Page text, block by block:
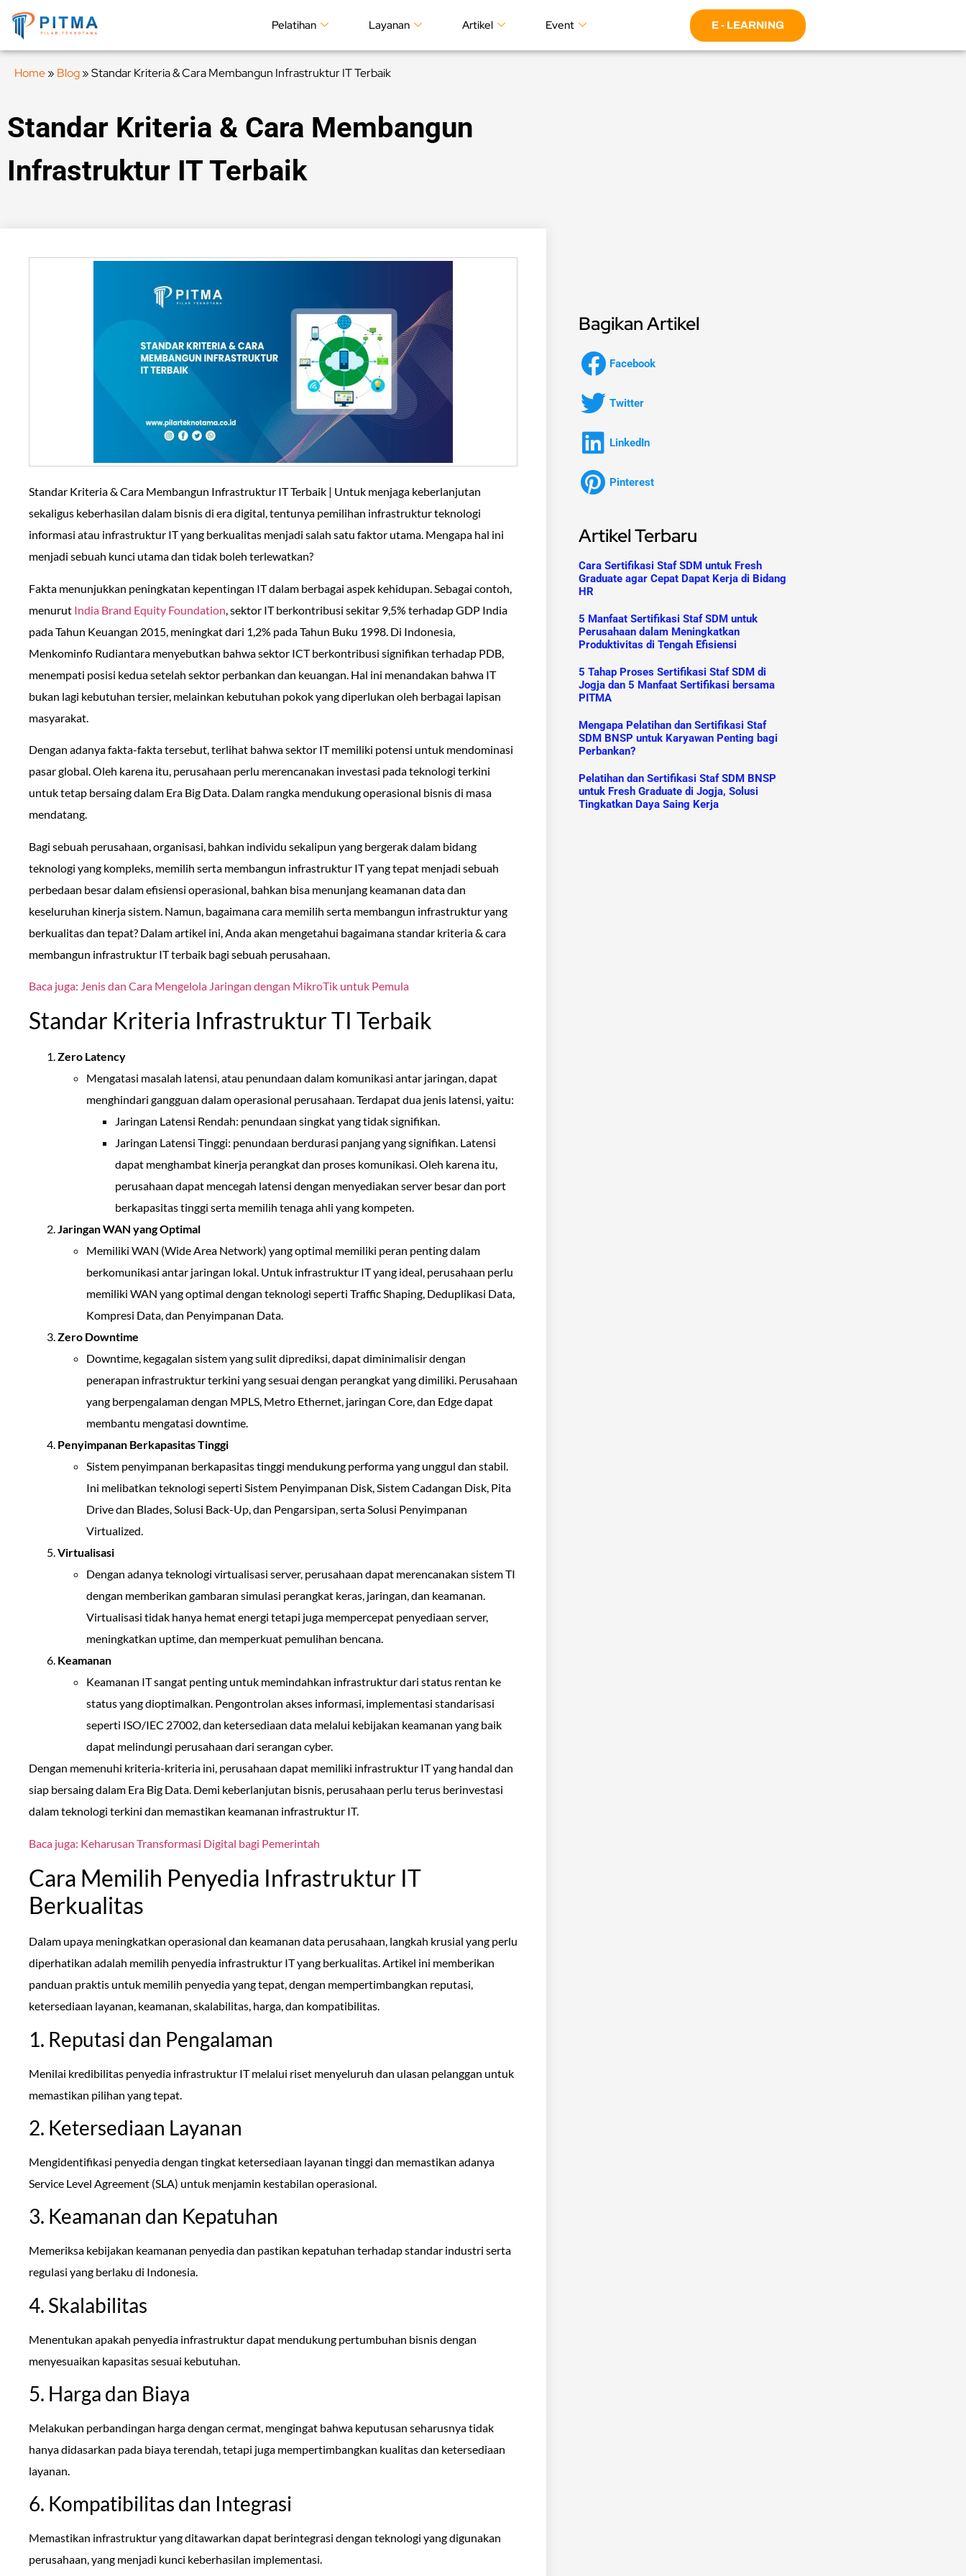
Pelatihan Layanan Artikel Event E - LEARNING
Home» Blog»Standar Kriteria & Cara Membangun Infrastruktur IT Terbaik
Standar Kriteria & Cara Membangun
Infrastruktur IT Terbaik
Standar Kriteria & Cara Membangun Infrastruktur IT Terbaik | Untuk menjaga keberlanjutan
sekaligus keberhasilan dalam bisnis di era digital, tentunya pemilihan infrastruktur teknologi
informasi atau infrastruktur IT yang berkualitas menjadi salah satu faktor utama. Mengapa hal ini
menjadi sebuah kunci utama dan tidak boleh terlewatkan?
Fakta menunjukkan peningkatan kepentingan IT dalam berbagai aspek kehidupan. Sebagai contoh,
menurut India Brand Equity Foundation , sektor IT berkontribusi sekitar 9,5% terhadap GDP India
pada Tahun Keuangan 2015, meningkat dari 1,2% pada Tahun Buku 1998. Di Indonesia,
Menkominfo Rudiantara menyebutkan bahwa sektor ICT berkontribusi signifikan terhadap PDB,
menempati posisi kedua setelah sektor perbankan dan keuangan. Hal ini menandakan bahwa IT
bukan lagi kebutuhan tersier, melainkan kebutuhan pokok yang diperlukan oleh berbagai lapisan
masyarakat.
Dengan adanya fakta-fakta tersebut, terlihat bahwa sektor IT memiliki potensi untuk mendominasi
pasar global. Oleh karena itu, perusahaan perlu merencanakan investasi pada teknologi terkini
untuk tetap bersaing dalam Era Big Data. Dalam rangka mendukung operasional bisnis di masa
mendatang.
Bagi sebuah perusahaan, organisasi, bahkan individu sekalipun yang bergerak dalam bidang
teknologi yang kompleks, memilih serta membangun infrastruktur IT yang tepat menjadi sebuah
perbedaan besar dalam efisiensi operasional, bahkan bisa menunjang keamanan data dan
keseluruhan kinerja sistem. Namun, bagaimana cara memilih serta membangun infrastruktur yang
berkualitas dan tepat? Dalam artikel ini, Anda akan mengetahui bagaimana standar kriteria & cara
membangun infrastruktur IT terbaik bagi sebuah perusahaan.
Baca juga: Jenis dan Cara Mengelola Jaringan dengan MikroTik untuk Pemula
Standar Kriteria Infrastruktur TI Terbaik
Zero Latency
Mengatasi masalah latensi, atau penundaan dalam komunikasi antar jaringan, dapat
menghindari gangguan dalam operasional perusahaan. Terdapat dua jenis latensi, yaitu:
Jaringan Latensi Rendah: penundaan singkat yang tidak signifikan.
Jaringan Latensi Tinggi: penundaan berdurasi panjang yang signifikan. Latensi
dapat menghambat kinerja perangkat dan proses komunikasi. Oleh karena itu,
perusahaan dapat mencegah latensi dengan menyediakan server besar dan port
berkapasitas tinggi serta memilih tenaga ahli yang kompeten.
Jaringan WAN yang Optimal
Memiliki WAN (Wide Area Network) yang optimal memiliki peran penting dalam
berkomunikasi antar jaringan lokal. Untuk infrastruktur IT yang ideal, perusahaan perlu
memiliki WAN yang optimal dengan teknologi seperti Traffic Shaping, Deduplikasi Data,
Kompresi Data, dan Penyimpanan Data.
Zero Downtime
Downtime, kegagalan sistem yang sulit diprediksi, dapat diminimalisir dengan
penerapan infrastruktur terkini yang sesuai dengan perangkat yang dimiliki. Perusahaan
yang berpengalaman dengan MPLS, Metro Ethernet, jaringan Core, dan Edge dapat
membantu mengatasi downtime.
Penyimpanan Berkapasitas Tinggi
Sistem penyimpanan berkapasitas tinggi mendukung performa yang unggul dan stabil.
Ini melibatkan teknologi seperti Sistem Penyimpanan Disk, Sistem Cadangan Disk, Pita
Drive dan Blades, Solusi Back-Up, dan Pengarsipan, serta Solusi Penyimpanan
Virtualized.
Virtualisasi
Dengan adanya teknologi virtualisasi server, perusahaan dapat merencanakan sistem TI
dengan memberikan gambaran simulasi perangkat keras, jaringan, dan keamanan.
Virtualisasi tidak hanya hemat energi tetapi juga mempercepat penyediaan server,
meningkatkan uptime, dan memperkuat pemulihan bencana.
Keamanan
Keamanan IT sangat penting untuk memindahkan infrastruktur dari status rentan ke
status yang dioptimalkan. Pengontrolan akses informasi, implementasi standarisasi
seperti ISO/IEC 27002, dan ketersediaan data melalui kebijakan keamanan yang baik
dapat melindungi perusahaan dari serangan cyber.
Dengan memenuhi kriteria-kriteria ini, perusahaan dapat memiliki infrastruktur IT yang handal dan
siap bersaing dalam Era Big Data. Demi keberlanjutan bisnis, perusahaan perlu terus berinvestasi
dalam teknologi terkini dan memastikan keamanan infrastruktur IT.
Baca juga: Keharusan Transformasi Digital bagi Pemerintah
Cara Memilih Penyedia Infrastruktur IT
Berkualitas
Dalam upaya meningkatkan operasional dan keamanan data perusahaan, langkah krusial yang perlu
diperhatikan adalah memilih penyedia infrastruktur IT yang berkualitas. Artikel ini memberikan
panduan praktis untuk memilih penyedia yang tepat, dengan mempertimbangkan reputasi,
ketersediaan layanan, keamanan, skalabilitas, harga, dan kompatibilitas.
1. Reputasi dan Pengalaman
Menilai kredibilitas penyedia infrastruktur IT melalui riset menyeluruh dan ulasan pelanggan untuk
memastikan pilihan yang tepat.
2. Ketersediaan Layanan
Mengidentifikasi penyedia dengan tingkat ketersediaan layanan tinggi dan memastikan adanya
Service Level Agreement (SLA) untuk menjamin kestabilan operasional.
3. Keamanan dan Kepatuhan
Memeriksa kebijakan keamanan penyedia dan pastikan kepatuhan terhadap standar industri serta
regulasi yang berlaku di Indonesia.
4. Skalabilitas
Menentukan apakah penyedia infrastruktur dapat mendukung pertumbuhan bisnis dengan
menyesuaikan kapasitas sesuai kebutuhan.
5. Harga dan Biaya
Melakukan perbandingan harga dengan cermat, mengingat bahwa keputusan seharusnya tidak
hanya didasarkan pada biaya terendah, tetapi juga mempertimbangkan kualitas dan ketersediaan
layanan.
6. Kompatibilitas dan Integrasi
Memastikan infrastruktur yang ditawarkan dapat berintegrasi dengan teknologi yang digunakan
perusahaan, yang menjadi kunci keberhasilan implementasi.
Bagikan Artikel
Facebook
Twitter
LinkedIn
Pinterest
Artikel Terbaru
Cara Sertifikasi Staf SDM untuk Fresh
Graduate agar Cepat Dapat Kerja di Bidang
HR
5 Manfaat Sertifikasi Staf SDM untuk
Perusahaan dalam Meningkatkan
Produktivitas di Tengah Efisiensi
5 Tahap Proses Sertifikasi Staf SDM di
Jogja dan 5 Manfaat Sertifikasi bersama
PITMA
Mengapa Pelatihan dan Sertifikasi Staf
SDM BNSP untuk Karyawan Penting bagi
Perbankan?
Pelatihan dan Sertifikasi Staf SDM BNSP
untuk Fresh Graduate di Jogja, Solusi
Tingkatkan Daya Saing Kerja